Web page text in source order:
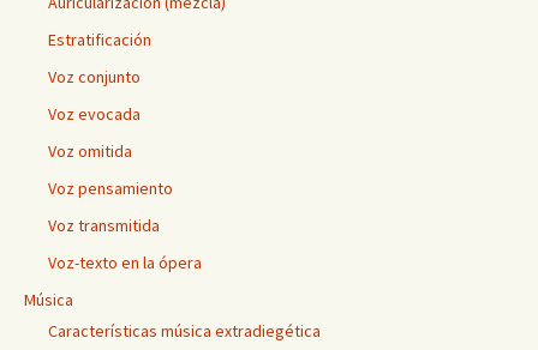
Estratificación
Voz conjunto
Voz evocada
Voz omitida
Voz pensamiento
Voz transmitida
Voz-texto en la ópera
Música
Características música extradiegética